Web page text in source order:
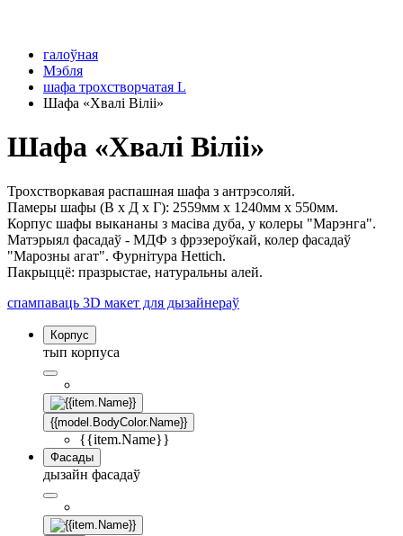
галоўная
Мэбля
шафа трохстворчатая L
Шафа «Хвалі Віліі»
Шафа «Хвалі Віліі»
Трохстворкавая распашная шафа з антрэсоляй.
Памеры шафы (В x Д x Г): 2559мм x 1240мм x 550мм.
Корпус шафы выкананы з масіва дуба, у колеры "Марэнга".
Матэрыял фасадаў - МДФ з фрэзероўкай, колер фасадаў
"Марозны агат". Фурнітура Hettich.
Пакрыццё: празрыстае, натуральны алей.
спампаваць 3D макет для дызайнераў
Корпус
тып корпуса
{{model.BodyColor.Name}}
{{item.Name}}
Фасады
дызайн фасадаў